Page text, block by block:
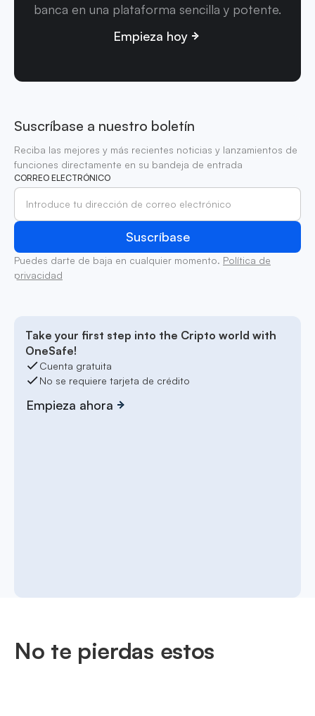
banca en una plataforma sencilla y potente.
Empieza hoy
Suscríbase a nuestro boletín
Reciba las mejores y más recientes noticias y lanzamientos de
funciones directamente en su bandeja de entrada
CORREO ELECTRÓNICO
Puedes darte de baja en cualquier momento. Política de
privacidad
Take your first step into the Cripto world with
OneSafe!
Cuenta gratuita
No se requiere tarjeta de crédito
Empieza ahora
No te pierdas estos